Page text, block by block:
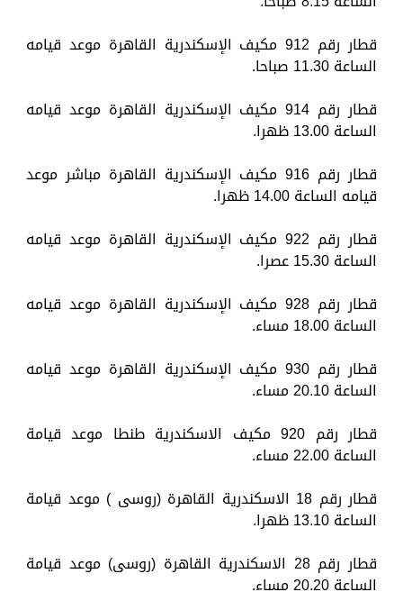
قطار رقم 912 مكيف الإسكندرية القاهرة موعد قيامه
الساعة 11.30 صباحا.
قطار رقم 914 مكيف الإسكندرية القاهرة موعد قيامه
الساعة 13.00 ظهرا.
قطار رقم 916 مكيف الإسكندرية القاهرة مباشر موعد
قيامه الساعة 14.00 ظهرا.
قطار رقم 922 مكيف الإسكندرية القاهرة موعد قيامه
الساعة 15.30 عصرا.
قطار رقم 928 مكيف الإسكندرية القاهرة موعد قيامه
الساعة 18.00 مساء.
قطار رقم 930 مكيف الإسكندرية القاهرة موعد قيامه
الساعة 20.10 مساء.
قطار رقم 920 مكيف الاسكندرية طنطا موعد قيامة
الساعة 22.00 مساء.
قطار رقم 18 الاسكندرية القاهرة (روسى ) موعد قيامة
الساعة 13.10 ظهرا.
قطار رقم 28 الاسكندرية القاهرة (روسى) موعد قيامة
الساعة 20.20 مساء.